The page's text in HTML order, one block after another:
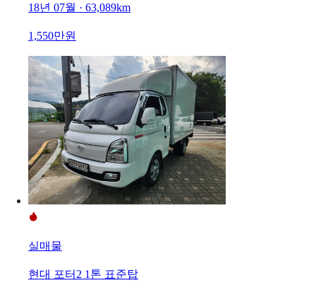
18년 07월 · 63,089km
1,550만원
실매물
현대 포터2 1톤 표준탑